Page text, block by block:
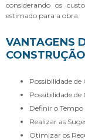
considerando os
estimado para a obra.
VANTAGENS
Possibilidade
Possibilidade
Definir o
Realizar as
Otimizar os